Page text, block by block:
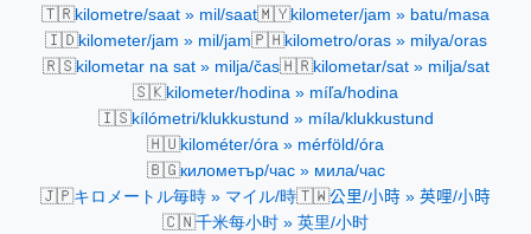
🇹🇷kilometre/saat » mil/saat🇲🇾kilometer/jam » batu/masa
🇮🇩kilometer/jam » mil/jam🇵🇭kilometro/oras » milya/oras
🇷🇸kilometar na sat » milja/čas🇭🇷kilometar/sat » milja/sat
🇸🇰kilometer/hodina » míľa/hodina
🇮🇸kílómetri/klukkustund » míla/klukkustund
🇭🇺kilométer/óra » mérföld/óra
🇧🇬километър/час » мила/час
🇯🇵キロメートル毎時 » マイル/時🇹🇼公里/小時 » 英哩/小時
🇨🇳千米每小时 » 英里/小时